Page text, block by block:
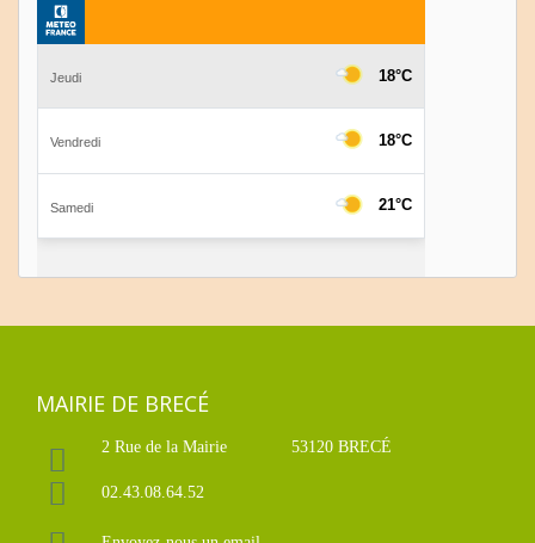
MAIRIE DE BRECÉ
2 Rue de la Mairie 53120 BRECÉ
02.43.08.64.52